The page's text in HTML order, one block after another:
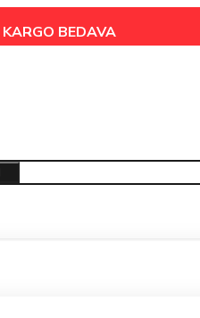
KARGO BEDAVA